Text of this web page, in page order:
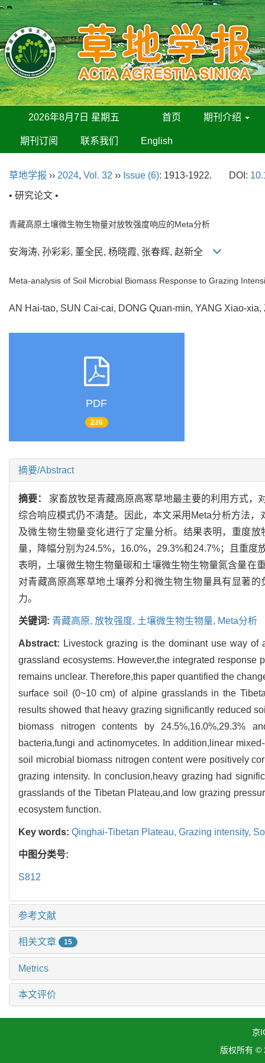
2026年8月7日 星期五 首页 期刊介绍
期刊订阅 联系我们 English
草地学报 ›› 2024, Vol. 32 ›› Issue (6): 1913-1922. DOI:
• 研究论文 •
青藏高原土壤微生物生物量对放牧强度响应的Meta分析
安海涛, 孙彩彩, 董全民, 杨晓霞, 张春辉, 赵新全
Meta-analysis of Soil Microbial Biomass Response to Grazing
AN Hai-tao, SUN Cai-cai, DONG Quan-min, YANG Xiao-
PDF
220
摘要/Abstract
摘要： 家畜放牧是青藏高原高寒草地最主要的利用方式，
综合响应模式仍不清楚。因此，本文采用Meta分析方法
及微生物生物量变化进行了定量分析。结果表明，重度
量，降幅分别为24.5%，16.0%，29.3%和24.7%；且重
表明，土壤微生物生物量碳和土壤微生物生物量氮含量在
对青藏高原高寒草地土壤养分和微生物生物量具有显著
力。
关键词: 青藏高原, 放牧强度, 土壤微生物生物量, Meta分析
Abstract: Livestock grazing is the dominant use way
grassland ecosystems. However,the integrated
remains unclear. Therefore,this paper quantified the
surface soil (0~10 cm) of alpine grasslands in the
results showed that heavy grazing significantly reduced
biomass nitrogen contents by 24.5%,16.0%,29.3%
bacteria,fungi and actinomycetes. In addition,linear
soil microbial biomass nitrogen content were positively
grazing intensity. In conclusion,heavy grazing had
grasslands of the Tibetan Plateau,and low grazing
ecosystem function.
Key words: Qinghai-Tibetan Plateau, Grazing intensity,
中图分类号:
S812
参考文献
相关文章 15
Metrics
本文评价
京
版权所有 ©